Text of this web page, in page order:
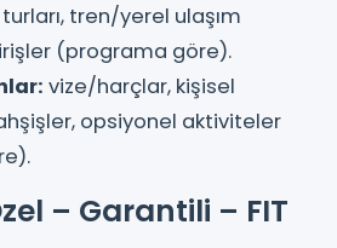
tren/yerel ulaşım
(programa göre).
vize/harçlar, kişisel
opsiyonel aktiviteler
– Garantili – FIT